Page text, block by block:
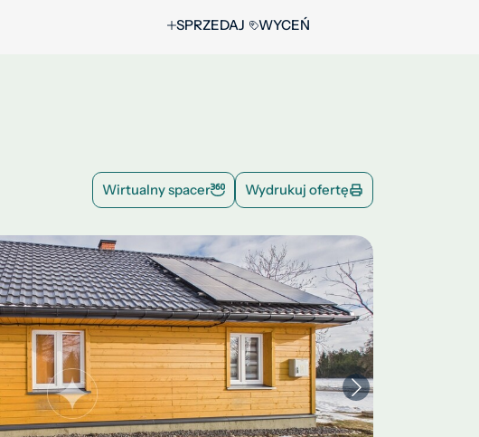
SPRZEDAJ WYCEŃ
Wirtualny spacer Wydrukuj ofertę